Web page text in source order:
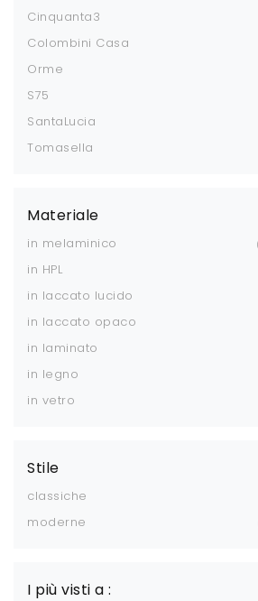
Cinquanta3
Colombini Casa
Orme
S75
SantaLucia
Tomasella
Materiale
in melaminico
in HPL
in laccato lucido
in laccato opaco
in laminato
in legno
in vetro
Stile
classiche
moderne
I più visti a :